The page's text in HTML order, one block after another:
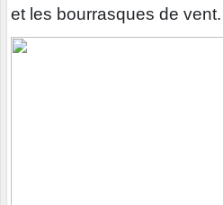
et les bourrasques de vent.